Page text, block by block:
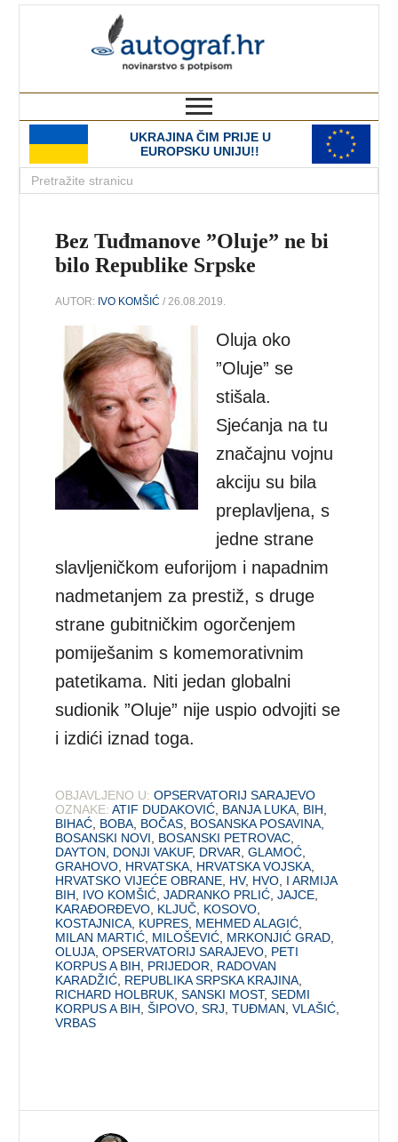
UKRAJINA ČIM PRIJE U
EUROPSKU UNIJU!!
Bez Tuđmanove ”Oluje” ne bi
bilo Republike Srpske
AUTOR: IVO KOMŠIĆ / 26.08.2019.
Oluja oko
”Oluje” se
stišala.
Sjećanja na tu
značajnu vojnu
akciju su bila
preplavljena, s
jedne strane
slavljeničkom euforijom i napadnim
nadmetanjem za prestiž, s druge
strane gubitničkim ogorčenjem
pomiješanim s komemorativnim
patetikama. Niti jedan globalni
sudionik ”Oluje” nije uspio odvojiti se
i izdići iznad toga.
OBJAVLJENO U: OPSERVATORIJ SARAJEVO
OZNAKE: ATIF DUDAKOVIĆ BANJA LUKA BIH
BIHAĆ BOBA BOČAS BOSANSKA POSAVINA
BOSANSKI NOVI
BOSANSKI PETROVAC
DAYTON
DONJI VAKUF, DRVAR ,GLAMOĆ
GRAHOVO HRVATSKA HRVATSKA VOJSKA
HRVATSKO VIJEĆE OBRANE HV, HVO I ARMIJA
BIH
IVO KOMŠIĆ ,JADRANKO PRLIĆ ,JAJCE
KARAĐORĐEVO KLJUČ KOSOVO
KOSTAJNICA KUPRES MEHMED ALAGIĆ
MILAN MARTIĆ MILOŠEVIĆ MRKONJIĆ GRAD
OLUJA ,OPSERVATORIJ SARAJEVO PETI
KORPUS A BIH
PRIJEDOR
RADOVAN
KARADŽIĆ REPUBLIKA SRPSKA KRAJINA
RICHARD HOLBRUK ,SANSKI MOST,SEDMI
KORPUS A BIH ,ŠIPOVO ,SRJ ,TUĐMAN ,VLAŠIĆ
VRBAS